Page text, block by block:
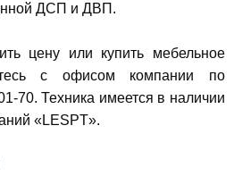
ДСП и ДВП.
цену или купить мебельное
с офисом компании по
70. Техника имеется в наличии
«LESPT».